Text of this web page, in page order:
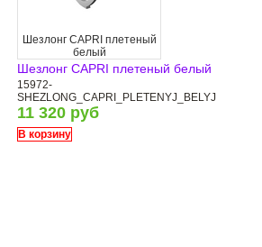
Шезлонг CAPRI плетеный
белый
Шезлонг CAPRI плетеный белый
15972-
SHEZLONG_CAPRI_PLETENYJ_BELYJ
11 320 руб
В корзину